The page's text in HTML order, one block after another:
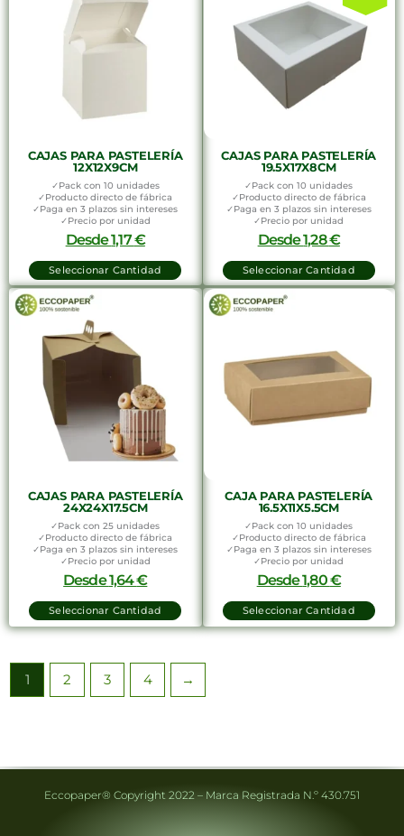
CAJAS PARA PASTELERÍA
12X12X9CM
✓Pack con 10 unidades
✓Producto directo de fábrica
✓Paga en 3 plazos sin intereses
✓Precio por unidad
Desde1,17€
Seleccionar Cantidad
CAJAS PARA PASTELERÍA
19.5X17X8CM
✓Pack con 10 unidades
✓Producto directo de fábrica
✓Paga en 3 plazos sin intereses
✓Precio por unidad
Desde1,28€
Seleccionar Cantidad
CAJAS PARA PASTELERÍA
24X24X17.5CM
✓Pack con 25 unidades
✓Producto directo de fábrica
✓Paga en 3 plazos sin intereses
✓Precio por unidad
Desde1,64€
Seleccionar Cantidad
CAJA PARA PASTELERÍA
16.5X11X5.5CM
✓Pack con 10 unidades
✓Producto directo de fábrica
✓Paga en 3 plazos sin intereses
✓Precio por unidad
Desde1,80€
Seleccionar Cantidad
1 2 3 4 →
Eccopaper® Copyright 2022 – Marca Registrada N.º 430.751